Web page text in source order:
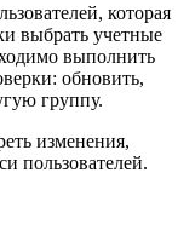
которая
выбрать учетные
выполнить
обновить,
группу.
изменения,
пользователей.